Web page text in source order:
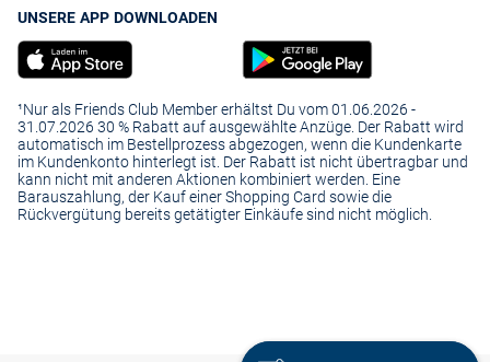
UNSERE APP DOWNLOADEN
¹Nur als Friends Club Member erhältst Du vom 01.06.2026 -
31.07.2026 30 % Rabatt auf ausgewählte Anzüge. Der Rabatt wird
automatisch im Bestellprozess abgezogen, wenn die Kundenkarte
im Kundenkonto hinterlegt ist. Der Rabatt ist nicht übertragbar und
kann nicht mit anderen Aktionen kombiniert werden. Eine
Barauszahlung, der Kauf einer Shopping Card sowie die
Rückvergütung bereits getätigter Einkäufe sind nicht möglich.